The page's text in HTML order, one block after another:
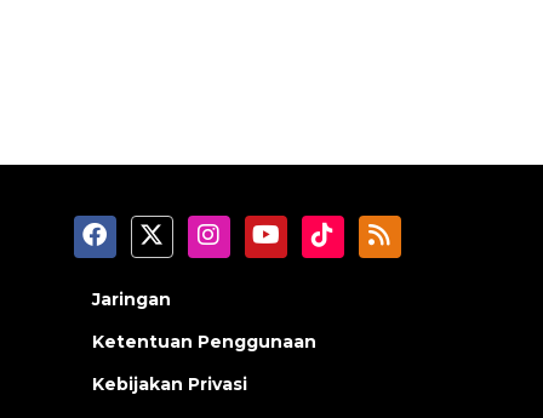
Jaringan
Ketentuan Penggunaan
Kebijakan Privasi